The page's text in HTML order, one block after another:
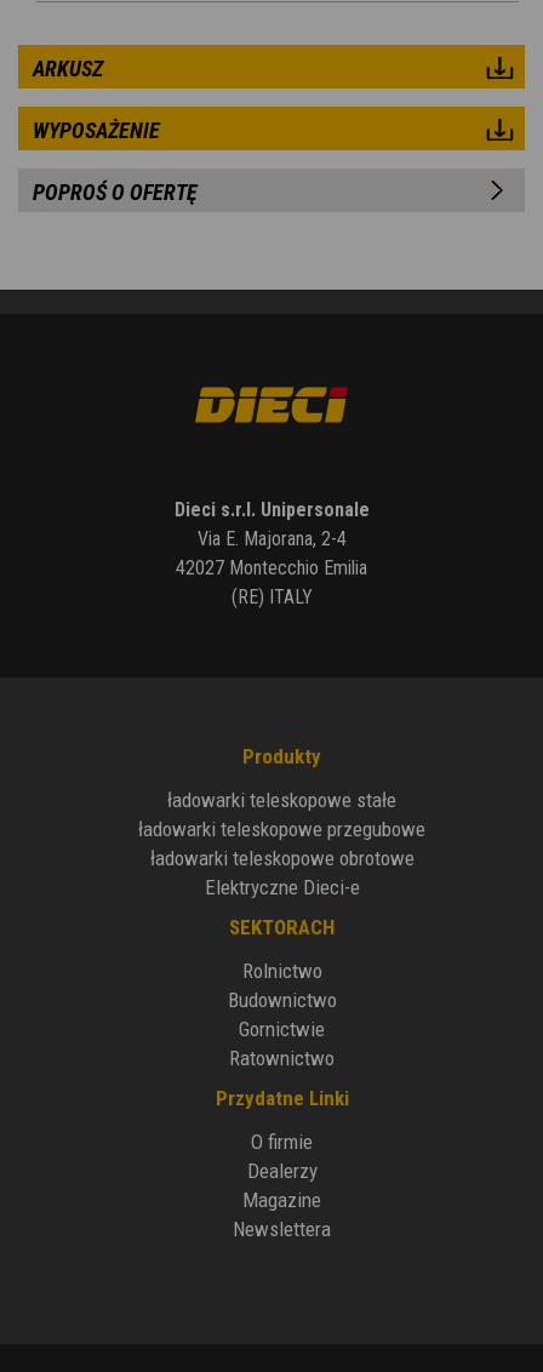
ARKUSZ
WYPOSAŻENIE
POPROŚ O OFERTĘ
Dieci s.r.l. Unipersonale
Via E. Majorana, 2-4
42027 Montecchio Emilia
(RE) ITALY
Produkty
ładowarki teleskopowe stałe
ładowarki teleskopowe przegubowe
ładowarki teleskopowe obrotowe
Elektryczne Dieci-e
SEKTORACH
Rolnictwo
Budownictwo
Gornictwie
Ratownictwo
Przydatne Linki
O firmie
Dealerzy
Magazine
Newslettera